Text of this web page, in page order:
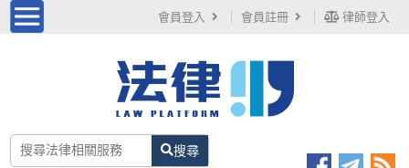
會員登入 會員註冊 律師登入
搜尋